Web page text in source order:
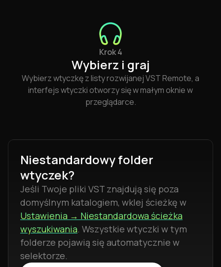
Krok 4
Wybierz i graj
Wybierz wtyczkę z listy rozwijanej VST Remote, a
interfejs wtyczki otworzy się w małym oknie w
przeglądarce.
Niestandardowy folder
wtyczek?
Jeśli Twoje pliki VST znajdują się poza
domyślnym katalogiem, wklej ścieżkę w
Ustawienia → Niestandardowa ścieżka
wyszukiwania. Wszystkie wtyczki w tym
folderze pojawią się automatycznie w
selektorze.